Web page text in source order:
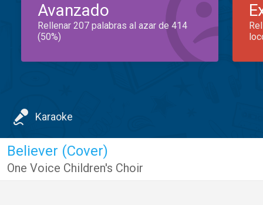
Avanzado
Rellenar 207 palabras al azar de 414
(50%)
Karaoke
Believer (Cover)
One Voice Children's Choir